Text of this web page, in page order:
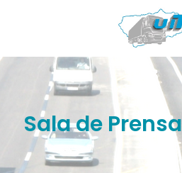
Sala de Prensa